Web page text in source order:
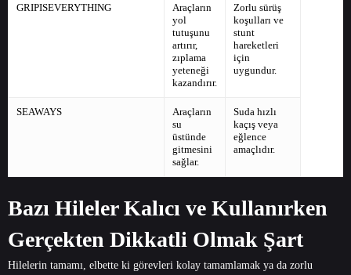
GRIPISEVERYTHING
Araçların
yol
tutuşunu
artırır,
zıplama
yeteneği
kazandırır.
Zorlu sürüş
koşulları ve
stunt
hareketleri
için
uygundur.
SEAWAYS
Araçların
su
üstünde
gitmesini
sağlar.
Suda hızlı
kaçış veya
eğlence
amaçlıdır.
Bazı Hileler Kalıcı ve Kullanırken
Gerçekten Dikkatli Olmak Şart
Hilelerin tamamı, elbette ki görevleri kolay tamamlamak ya da zorlu